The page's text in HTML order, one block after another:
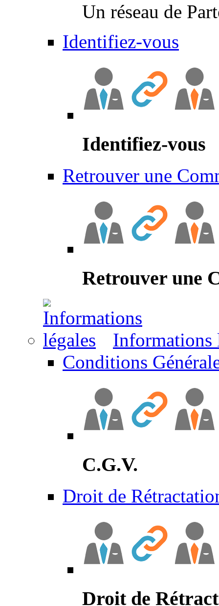
Un réseau de
Identifiez-vous
Identifiez-vous
Retrouver une
Retrouver une
Informations
Conditions
C.G.V.
Droit de
Droit de